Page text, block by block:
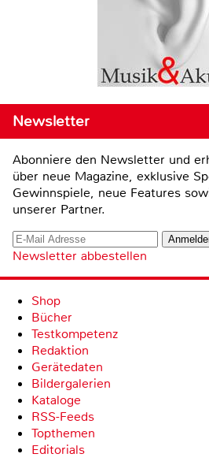
Newsletter
Abonniere den Newsletter und
über neue Magazine, exklusive
Gewinnspiele, neue Features
unserer Partner.
Newsletter abbestellen
Shop
Bücher
Testkompetenz
Redaktion
Gerätedaten
Bildergalerien
Kataloge
RSS-Feeds
Topthemen
Editorials